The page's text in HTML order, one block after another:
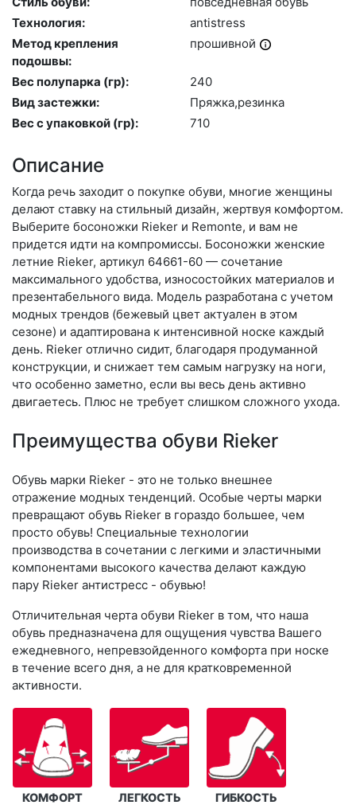
Технология:
an­tist­ress
Метод крепления
подошвы:
про­шив­ной
Вес полупарка (гр):
240
Вид застежки:
Пряж­ка,ре­зин­ка
Вес с упаковкой (гр):
710
Описание
Когда речь заходит о покупке обуви, многие женщины
делают ставку на стильный дизайн, жертвуя комфортом.
Выберите бо­сонож­ки Rieker и Remonte, и вам не
придется идти на компромиссы. Босоножки женские
летние Rieker, артикул 64661-60 — сочетание
максимального удобства, износостойких материалов и
презентабельного вида. Модель разработана с учетом
модных трендов (бе­жевый цвет актуален в этом
сезоне) и адаптирована к интенсивной носке каждый
день. Ri­eker отлично сидит, благодаря продуманной
конструкции, и снижает тем самым нагрузку на ноги,
что особенно заметно, если вы весь день активно
двигаетесь. Плюс не требует слишком сложного ухода.
Преимущества обуви Rieker
Обувь марки Rieker - это не только внешнее
отражение модных тенденций. Особые черты марки
превращают обувь Rieker в гораздо большее, чем
просто обувь! Специальные технологии
производства в сочетании с легкими и эластичными
компонентами высокого качества делают каждую
пару Rieker антистресс - обувью!
Отличительная черта обуви Rieker в том, что наша
обувь предназначена для ощущения чувства Вашего
ежедневного, непревзойденного комфорта при носке
в течение всего дня, а не для кратковременной
активности.
КОМФОРТ ЛЕГКОСТЬ ГИБКОСТЬ